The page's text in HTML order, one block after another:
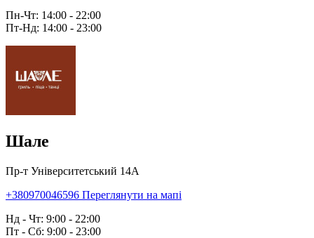
Пн-Чт: 14:00 - 22:00
Пт-Нд: 14:00 - 23:00
Шале
Пр-т Університетський 14А
+380970046596 Переглянути на мапі
Нд - Чт: 9:00 - 22:00
Пт - Сб: 9:00 - 23:00